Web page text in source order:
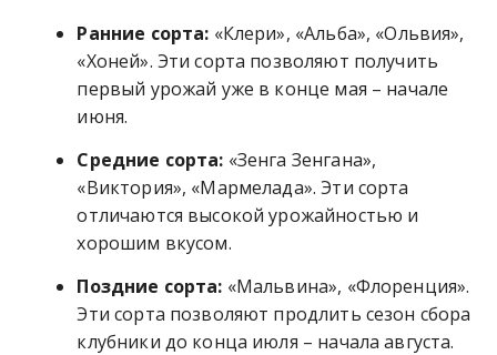
Ранние сорта: «Клери», «Альба», «Ольвия»,
«Хоней». Эти сорта позволяют получить
первый урожай уже в конце мая – начале
июня.
Средние сорта: «Зенга Зенгана»,
«Виктория», «Мармелада». Эти сорта
отличаются высокой урожайностью и
хорошим вкусом.
Поздние сорта: «Мальвина», «Флоренция».
Эти сорта позволяют продлить сезон сбора
клубники до конца июля – начала августа.